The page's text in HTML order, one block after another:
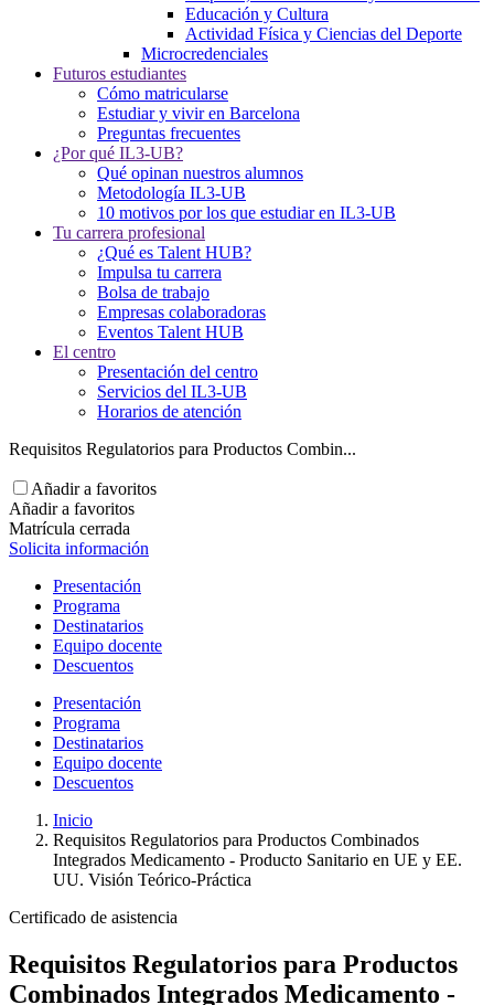
Educación y Cultura
Actividad Física y Ciencias del Deporte
Microcredenciales
Futuros estudiantes
Cómo matricularse
Estudiar y vivir en Barcelona
Preguntas frecuentes
¿Por qué IL3-UB?
Qué opinan nuestros alumnos
Metodología IL3-UB
10 motivos por los que estudiar en IL3-UB
Tu carrera profesional
¿Qué es Talent HUB?
Impulsa tu carrera
Bolsa de trabajo
Empresas colaboradoras
Eventos Talent HUB
El centro
Presentación del centro
Servicios del IL3-UB
Horarios de atención
Requisitos Regulatorios para Productos Combin...
Añadir a favoritos
Añadir a favoritos
Matrícula cerrada
Solicita información
Presentación
Programa
Destinatarios
Equipo docente
Descuentos
Presentación
Programa
Destinatarios
Equipo docente
Descuentos
Inicio
Requisitos Regulatorios para Productos Combinados
Integrados Medicamento - Producto Sanitario en UE y EE.
UU. Visión Teórico-Práctica
Certificado de asistencia
Requisitos Regulatorios para Productos
Combinados Integrados Medicamento -